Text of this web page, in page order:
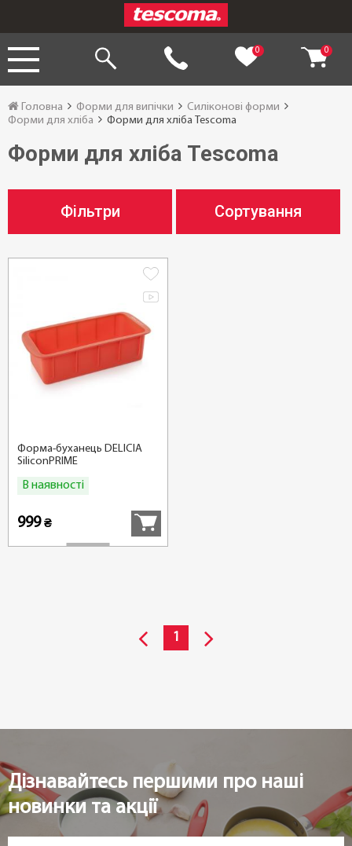
0 0
Головна Форми для випічки
Силіконові форми
Форми для хліба
Форми для хліба Tescoma
Форми для хліба Tescoma
Фільтри Сортування
Форма-буханець DELICIA
SiliconPRIME
В наявності
999₴
1
Дізнавайтесь першими про наші
новинки та акції